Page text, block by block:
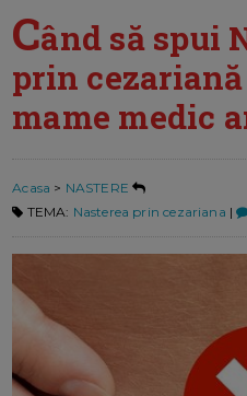
Când să spui
prin
mame medic
Acasa > NASTERE
TEMA: Nasterea prin cezariana |